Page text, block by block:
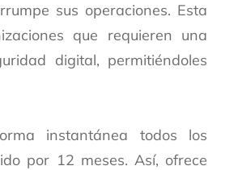
sus operaciones. Esta
que requieren una
digital, permitiéndoles
instantánea todos los
por 12 meses. Así, ofrece